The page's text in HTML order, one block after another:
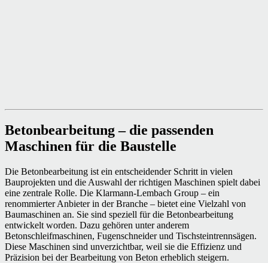
Betonbearbeitung – die passenden
Maschinen für die Baustelle
Die Betonbearbeitung ist ein entscheidender Schritt in vielen
Bauprojekten und die Auswahl der richtigen Maschinen spielt dabei
eine zentrale Rolle. Die Klarmann-Lembach Group – ein
renommierter Anbieter in der Branche – bietet eine Vielzahl von
Baumaschinen an. Sie sind speziell für die Betonbearbeitung
entwickelt worden. Dazu gehören unter anderem
Betonschleifmaschinen, Fugenschneider und Tischsteintrennsägen.
Diese Maschinen sind unverzichtbar, weil sie die Effizienz und
Präzision bei der Bearbeitung von Beton erheblich steigern.